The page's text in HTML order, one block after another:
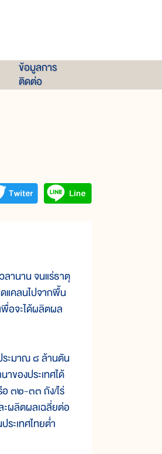
ข้อมูลการ
ติดต่อ
ลานาน จนแร่ธาตุ
แคลนไปจากพื้น
พื่อจะได้ผลิตผล
ะมาณ ๘ ล้านตัน
ของประเทศได้
อ ๓๒-๓๓ ถัง/ไร่
ะผลิตผลเฉลี่ยต่อ
ะเทศไทยต่ำ